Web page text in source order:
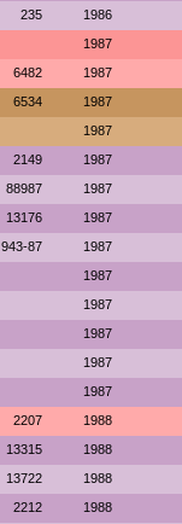
235 1986
1987
6482 1987
6534 1987
1987
2149 1987
88987 1987
13176 1987
943-87 1987
1987
1987
1987
1987
1987
2207 1988
13315 1988
13722 1988
2212 1988